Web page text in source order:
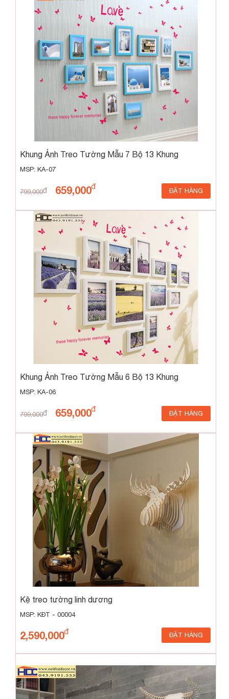
Khung Ảnh Treo Tường Mẫu 7 Bộ 13 Khung
MSP: KA-07
799,000 659,000 ĐẶT HÀNG
Khung Ảnh Treo Tường Mẫu 6 Bộ 13 Khung
MSP: KA-06
799,000 659,000 ĐẶT HÀNG
Kệ treo tường linh dương
MSP: KĐT - 00004
2,590,000 ĐẶT HÀNG